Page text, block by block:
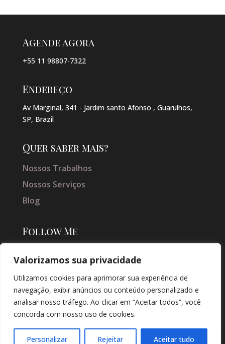
Valorizamos sua privacidade
Utilizamos cookies para aprimorar sua experiência de
navegação, exibir anúncios ou conteúdo personalizado e
analisar nosso tráfego. Ao clicar em “Aceitar todos”, você
concorda com nosso uso de cookies.
Personalizar Rejeitar Aceitar tudo
Agende agora
+55 11 98807-7322
Endereço
Av Marginal, 341 - Jardim santo Afonso , Guarulhos,
SP, Brazil
Quer saber mais?
Nossos Trabalhos
Nossos Serviços
Blog
Follow Me
SOLUÇÕES DIGITAIS |
CRIAÇÃO DE SITES